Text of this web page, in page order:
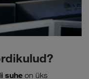
suhe on üks